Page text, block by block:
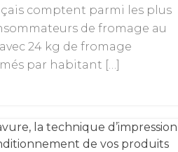
comptent parmi les plus
de fromage au
24 kg de fromage
par habitant […]